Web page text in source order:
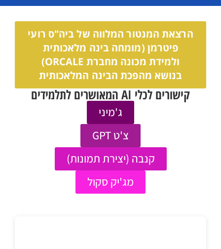
הרצאת המנטור המלווה של ביה"ס רועי
פיטרמן (מומחה בינה מלאכותית
ולמידת מכונה מחברת ORCALE)
בנושא מהפכת הבינה המלאכותית
קישורים לכלי AI המאושרים לתלמידים
ג'מיני
צ'ט GPT
קנבה (יצירת תמונות)
מג'יק סקול